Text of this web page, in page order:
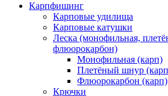
Карпфишинг
Карповые удилища
Карповые катушки
Леска (монофильная,
флюорокарбон)
Монофильная (карп)
Плетёный шнур
Флюорокарбон (карп)
Крючки